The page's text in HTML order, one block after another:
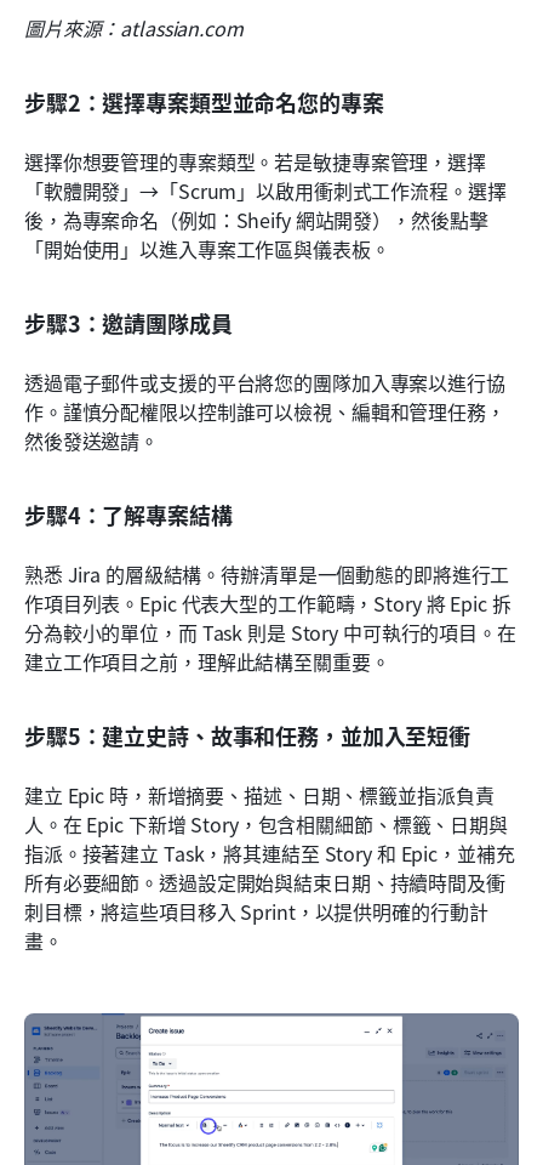
圖片來源：atlassian.com
步驟2：選擇專案類型並命名您的專案
選擇你想要管理的專案類型。若是敏捷專案管理，選擇
「軟體開發」→「Scrum」以啟用衝刺式工作流程。選擇
後，為專案命名（例如：Sheify 網站開發），然後點擊
「開始使用」以進入專案工作區與儀表板。
步驟3：邀請團隊成員
透過電子郵件或支援的平台將您的團隊加入專案以進行協
作。謹慎分配權限以控制誰可以檢視、編輯和管理任務，
然後發送邀請。
步驟4：了解專案結構
熟悉 Jira 的層級結構。待辦清單是一個動態的即將進行工
作項目列表。Epic 代表大型的工作範疇，Story 將 Epic 拆
分為較小的單位，而 Task 則是 Story 中可執行的項目。在
建立工作項目之前，理解此結構至關重要。
步驟5：建立史詩、故事和任務，並加入至短衝
建立 Epic 時，新增摘要、描述、日期、標籤並指派負責
人。在 Epic 下新增 Story，包含相關細節、標籤、日期與
指派。接著建立 Task，將其連結至 Story 和 Epic，並補充
所有必要細節。透過設定開始與結束日期、持續時間及衝
刺目標，將這些項目移入 Sprint，以提供明確的行動計
畫。